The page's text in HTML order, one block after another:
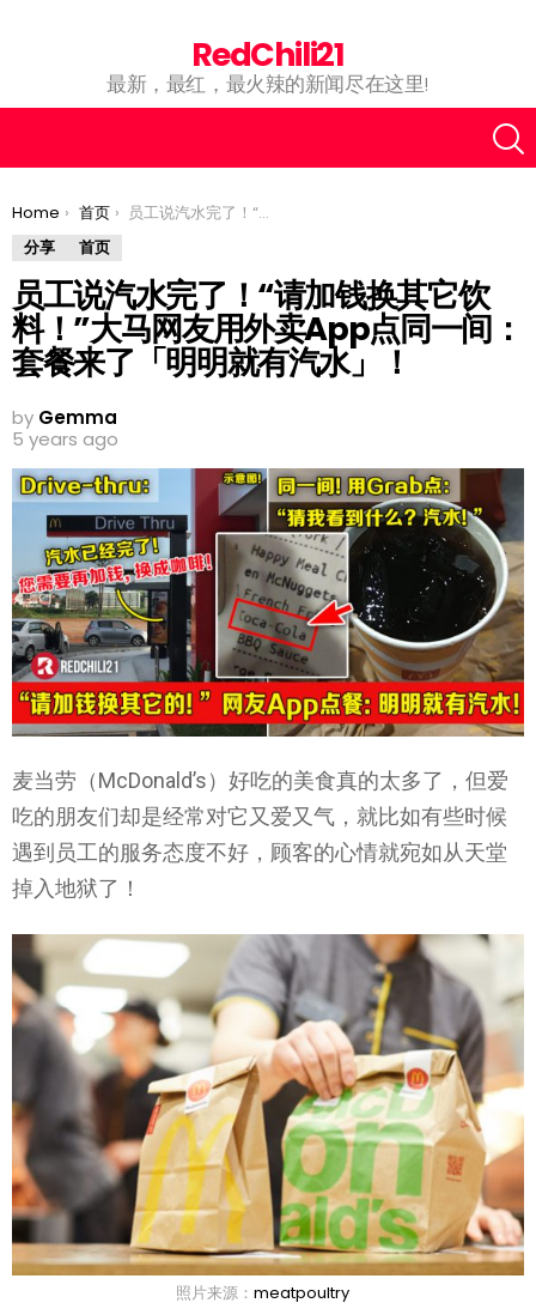
RedChili21
最新，最红，最火辣的新闻尽在这里!
You are here:
Home 首页
员工说汽水完了！“请加钱换其它饮料！”大马网友用外卖App点同一间：套餐来了「明明就有汽水」！
分享
首页
员工说汽水完了！“请加钱换其它饮
料！”大马网友用外卖App点同一间：
套餐来了「明明就有汽水」！
by Gemma
5 years ago
麦当劳（McDonald’s）好吃的美食真的太多了，但爱
吃的朋友们却是经常对它又爱又气，就比如有些时候
遇到员工的服务态度不好，顾客的心情就宛如从天堂
掉入地狱了！
照片来源： meatpoultry